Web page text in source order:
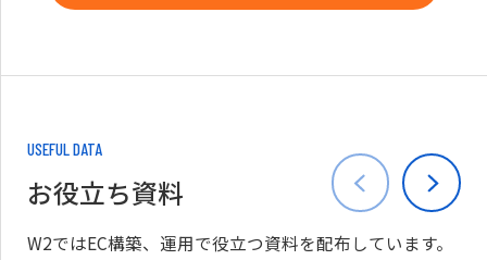
USEFUL DATA
お役立ち資料
W2ではEC構築、運用で役立つ資料を配布しています。